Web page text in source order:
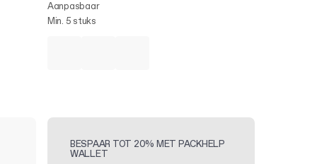
Aanpasbaar
Min. 5 stuks
BESPAAR TOT 20% MET PACKHELP
WALLET